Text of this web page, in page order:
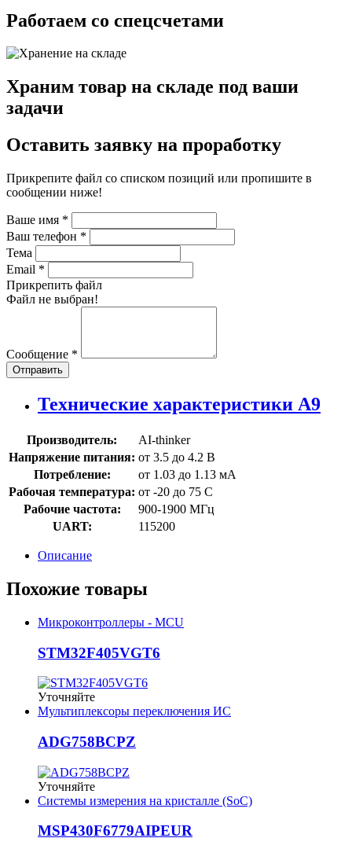
Работаем со спецсчетами
Храним товар на складе под ваши
задачи
Оставить заявку на проработку
Прикрепите файл со списком позиций или пропишите в
сообщении ниже!
Ваше имя *
Ваш телефон *
Тема
Email *
Прикрепить файл
Файл не выбран!
Сообщение *
Отправить
Технические характеристики A9
Производитель:
AI-thinker
Напряжение питания: от 3.5 до 4.2 В
Потребление:
от 1.03 до 1.13 мА
Рабочая температура: от -20 до 75 С
Рабочие частота:
900-1900 МГц
UART:
115200
Описание
Похожие товары
Микроконтроллеры - MCU
STM32F405VGT6
Уточняйте
Мультиплексоры переключения ИС
ADG758BCPZ
Уточняйте
Системы измерения на кристалле (SoC)
MSP430F6779AIPEUR